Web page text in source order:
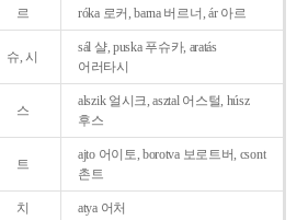
르 róka 로커, barna 버르너, ár 아르
슈, 시
sál 샬, puska 푸슈카, aratás
어러타시
스
alszik 얼시크, asztal 어스털, húsz
후스
트
ajto 어이토, borotva 보로트버, csont
촌트
치 atya 어처